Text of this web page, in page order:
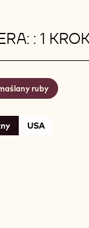
: 1
ruby
USA